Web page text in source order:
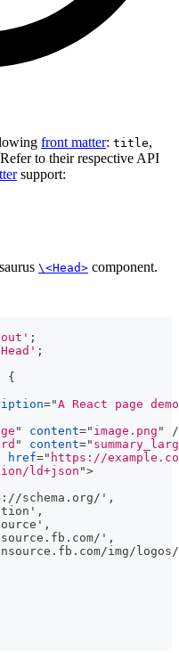
front matter: title,
to their respective API
support:
\<Head> component.
;
;
{
="A React page demo
" content=" image.png "
/
" content="
href=" https://
ld+json">
schema.org/',
',
img/